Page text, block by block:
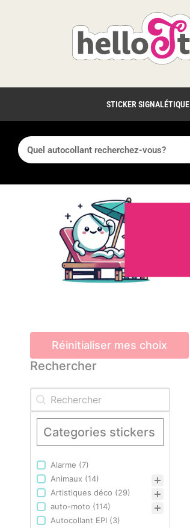
STICKER SIGNALÉTIQUE
Réinitialiser mes choix
Rechercher
Rechercher
Rechercher
Categories stickers
Categories stickers
Alarme (7)
Animaux (14)
Artistiques déco (29)
auto-moto (114)
Autocollant EPI (3)